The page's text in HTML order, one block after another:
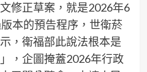
修正草案，就是2026年6
本的預告程序，世衛菸
，衛福部此說法根本是
，企圖掩蓋2026年行政